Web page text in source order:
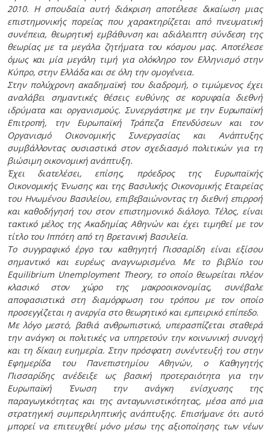
2010. Η σπουδαία αυτή διάκριση αποτέλεσε δικαίωση μιας
επιστημονικής πορείας που χαρακτηρίζεται από πνευματική
συνέπεια, θεωρητική εμβάθυνση και αδιάλειπτη σύνδεση της
θεωρίας με τα μεγάλα ζητήματα του κόσμου μας. Αποτέλεσε
όμως και μία μεγάλη τιμή για ολόκληρο τον Ελληνισμό στην
Κύπρο, στην Ελλάδα και σε όλη την ομογένεια.
Στην πολύχρονη ακαδημαϊκή του διαδρομή, ο τιμώμενος έχει
αναλάβει σημαντικές θέσεις ευθύνης σε κορυφαία διεθνή
ιδρύματα και οργανισμούς. Συνεργάστηκε με την Ευρωπαϊκή
Επιτροπή, την Ευρωπαϊκή Τράπεζα Επενδύσεων και τον
Οργανισμό Οικονομικής Συνεργασίας και Ανάπτυξης
συμβάλλοντας ουσιαστικά στον σχεδιασμό πολιτικών για τη
βιώσιμη οικονομική ανάπτυξη.
Έχει διατελέσει, επίσης, πρόεδρος της Ευρωπαϊκής
Οικονομικής Ένωσης και της Βασιλικής Οικονομικής Εταιρείας
του Ηνωμένου Βασιλείου, επιβεβαιώνοντας τη διεθνή επιρροή
και καθοδήγησή του στον επιστημονικό διάλογο. Τέλος, είναι
τακτικό μέλος της Ακαδημίας Αθηνών και έχει τιμηθεί με τον
τίτλο του Ιππότη από τη Βρετανική Βασιλεία.
Το συγγραφικό έργο του καθηγητή Πισσαρίδη είναι εξίσου
σημαντικό και ευρέως αναγνωρισμένο. Με το βιβλίο του
Equilibrium Unemployment Theory, το οποίο θεωρείται πλέον
κλασικό στον χώρο της μακροοικονομίας, συνέβαλε
αποφασιστικά στη διαμόρφωση του τρόπου με τον οποίο
προσεγγίζεται η ανεργία στο θεωρητικό και εμπειρικό επίπεδο.
Με λόγο μεστό, βαθιά ανθρωπιστικό, υπερασπίζεται σταθερά
την ανάγκη οι πολιτικές να υπηρετούν την κοινωνική συνοχή
και τη δίκαιη ευημερία. Στην πρόσφατη συνέντευξή του στην
Εφημερίδα του Πανεπιστημίου Αθηνών, ο Καθηγητής
Πισσαρίδης ανέδειξε ως βασική προτεραιότητα για την
Ευρωπαϊκή Ένωση την ανάγκη ενίσχυσης της
παραγωγικότητας και της ανταγωνιστικότητας, μέσα από μια
στρατηγική συμπεριληπτικής ανάπτυξης. Επισήμανε ότι αυτό
μπορεί να επιτευχθεί μόνο μέσω της αξιοποίησης των νέων